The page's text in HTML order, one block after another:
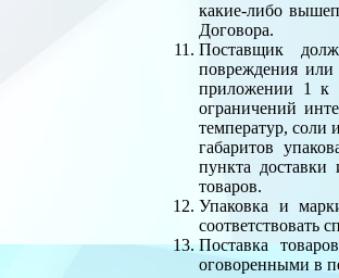
какие-либо
Договора.
Поставщик
повреждения или
приложении 1 к
ограничений
температур, соли
габаритов
пункта
товаров.
Упаковка и
соответствовать
Поставка
оговоренными в